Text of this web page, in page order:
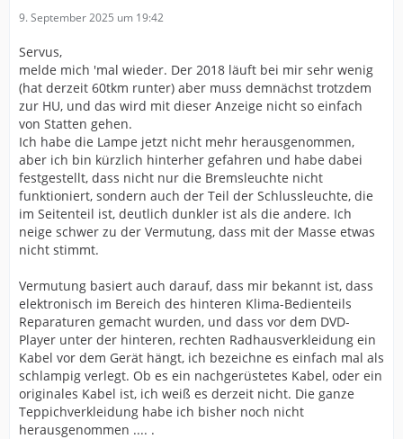
9. September 2025 um 19:42
Servus,
melde mich 'mal wieder. Der 2018 läuft bei mir sehr wenig
(hat derzeit 60tkm runter) aber muss demnächst trotzdem
zur HU, und das wird mit dieser Anzeige nicht so einfach
von Statten gehen.
Ich habe die Lampe jetzt nicht mehr herausgenommen,
aber ich bin kürzlich hinterher gefahren und habe dabei
festgestellt, dass nicht nur die Bremsleuchte nicht
funktioniert, sondern auch der Teil der Schlussleuchte, die
im Seitenteil ist, deutlich dunkler ist als die andere. Ich
neige schwer zu der Vermutung, dass mit der Masse etwas
nicht stimmt.
Vermutung basiert auch darauf, dass mir bekannt ist, dass
elektronisch im Bereich des hinteren Klima-Bedienteils
Reparaturen gemacht wurden, und dass vor dem DVD-
Player unter der hinteren, rechten Radhausverkleidung ein
Kabel vor dem Gerät hängt, ich bezeichne es einfach mal als
schlampig verlegt. Ob es ein nachgerüstetes Kabel, oder ein
originales Kabel ist, ich weiß es derzeit nicht. Die ganze
Teppichverkleidung habe ich bisher noch nicht
herausgenommen .... .